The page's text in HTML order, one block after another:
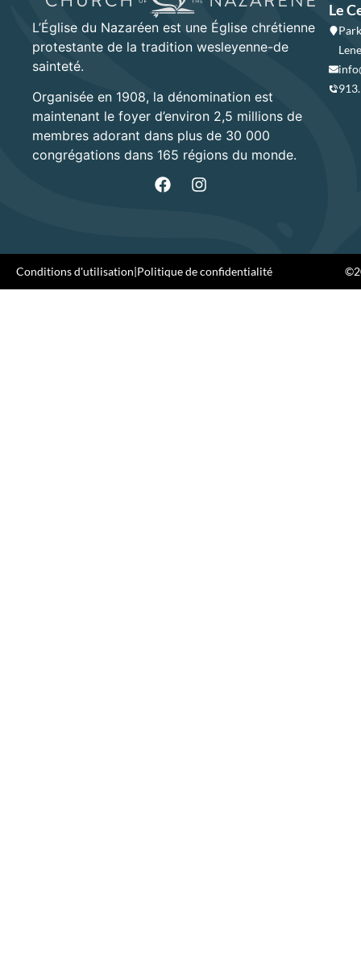
L’Église du Nazaréen est une Église chrétienne
protestante de la tradition wesleyenne-de
sainteté.
Organisée en 1908, la dénomination est
maintenant le foyer d’environ 2,5 millions de
membres adorant dans plus de 30 000
congrégations dans 165 régions du monde.
Le
Conditions d'utilisation|Politique de confidentialité